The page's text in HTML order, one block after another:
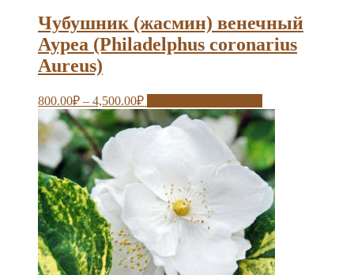
Чубушник (жасмин) венечный
Ауреа (Philadelphus coronarius
Aureus)
800.00₽ – 4,500.00₽